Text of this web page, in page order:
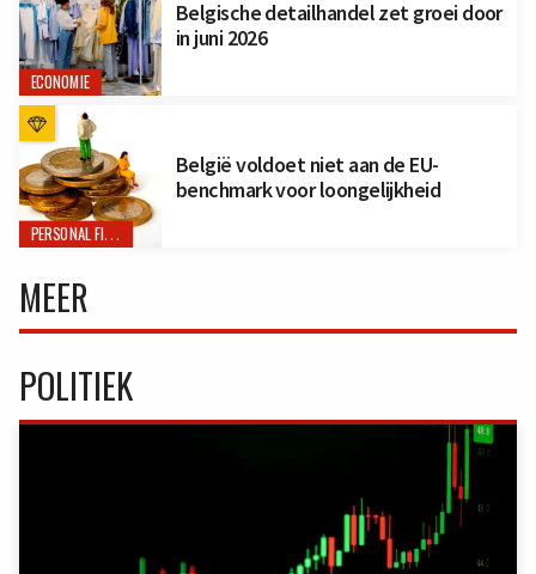
ECONOMIE
Belgische detailhandel zet groei door
in juni 2026
PERSONAL FINANCE
België voldoet niet aan de EU-
benchmark voor loongelijkheid
MEER
POLITIEK